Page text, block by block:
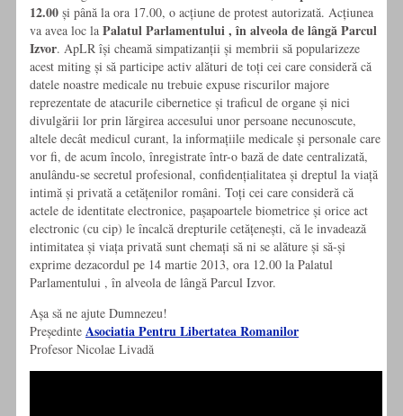
12.00 și până la ora 17.00, o acțiune de protest autorizată. Acțiunea
va avea loc la Palatul Parlamentului , în alveola de lângă Parcul
Izvor. ApLR își cheamă simpatizanții și membrii să popularizeze
acest miting și să participe activ alături de toți cei care consideră că
datele noastre medicale nu trebuie expuse riscurilor majore
reprezentate de atacurile cibernetice și traficul de organe și nici
divulgării lor prin lărgirea accesului unor persoane necunoscute,
altele decât medicul curant, la informațiile medicale și personale care
vor fi, de acum încolo, înregistrate într-o bază de date centralizată,
anulându-se secretul profesional, confidențialitatea și dreptul la viață
intimă și privată a cetățenilor români. Toți cei care consideră că
actele de identitate electronice, pașapoartele biometrice și orice act
electronic (cu cip) le încalcă drepturile cetățenești, că le invadează
intimitatea și viața privată sunt chemați să ni se alăture și să-și
exprime dezacordul pe 14 martie 2013, ora 12.00 la Palatul
Parlamentului , în alveola de lângă Parcul Izvor.
Așa să ne ajute Dumnezeu!
Președinte Asociatia Pentru Libertatea Romanilor
Profesor Nicolae Livadă